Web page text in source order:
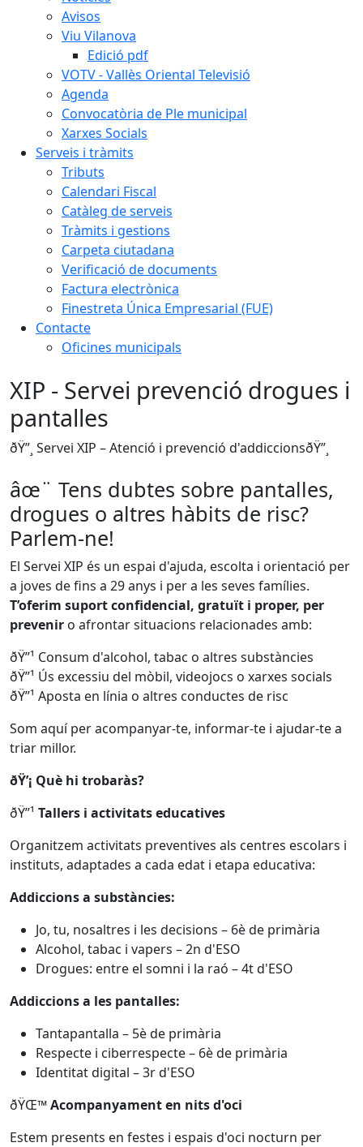
Avisos
Viu Vilanova
Edició pdf
VOTV - Vallès Oriental Televisió
Agenda
Convocatòria de Ple municipal
Xarxes Socials
Serveis i tràmits
Tributs
Calendari Fiscal
Catàleg de serveis
Tràmits i gestions
Carpeta ciutadana
Verificació de documents
Factura electrònica
Finestreta Única Empresarial (FUE)
Contacte
Oficines municipals
XIP - Servei prevenció drogues i
pantalles
ðŸ”¸ Servei XIP – Atenció i prevenció d'addiccionsðŸ”¸
âœ¨ Tens dubtes sobre pantalles,
drogues o altres hàbits de risc?
Parlem-ne!
El Servei XIP és un espai d'ajuda, escolta i orientació per
a joves de fins a 29 anys i per a les seves famílies.
T’oferim suport confidencial, gratuït i proper, per
prevenir o afrontar situacions relacionades amb:
ðŸ”¹ Consum d'alcohol, tabac o altres substàncies
ðŸ”¹ Ús excessiu del mòbil, videojocs o xarxes socials
ðŸ”¹ Aposta en línia o altres conductes de risc
Som aquí per acompanyar-te, informar-te i ajudar-te a
triar millor.
ðŸ’¡ Què hi trobaràs?
ðŸ”¹ Tallers i activitats educatives
Organitzem activitats preventives als centres escolars i
instituts, adaptades a cada edat i etapa educativa:
Addiccions a substàncies:
Jo, tu, nosaltres i les decisions – 6è de primària
Alcohol, tabac i vapers – 2n d'ESO
Drogues: entre el somni i la raó – 4t d'ESO
Addiccions a les pantalles:
Tantapantalla – 5è de primària
Respecte i ciberrespecte – 6è de primària
Identitat digital – 3r d'ESO
ðŸŒ™Acompanyament en nits d'oci
Estem presents en festes i espais d'oci nocturn per